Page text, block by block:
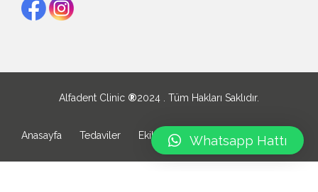
Alfadent Clinic ®2024 . Tüm Hakları Saklıdır.
Anasayfa Tedaviler Ekibimiz Hakkımızda İletişim
Whatsapp Hattı